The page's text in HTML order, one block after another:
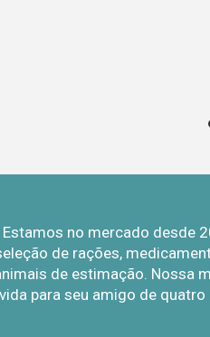
Estamos no mercado desde
de rações,
de estimação. Nossa
para seu amigo de quatro